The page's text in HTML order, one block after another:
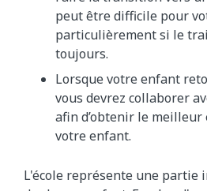
peut être difficile pour
particulièrement si le
toujours.
Lorsque votre enfant
vous devrez collaborer
afin d’obtenir le
votre enfant.
L'école représente une partie